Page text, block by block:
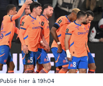
Publié hier à 19h04